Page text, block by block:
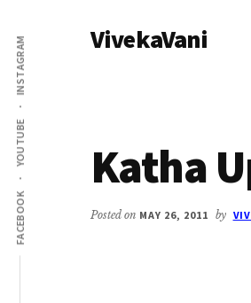
main
content
primary
sidebar
Additional
menu
FACEBOOK
YOUTUBE
INSTAGRAM VivekaVani
Katha
Posted on MAY 26, 2011 by